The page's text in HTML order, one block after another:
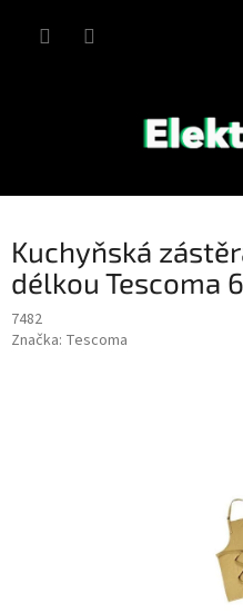
Kuchyňská
délkou Tescoma
7482
Značka: Tescoma